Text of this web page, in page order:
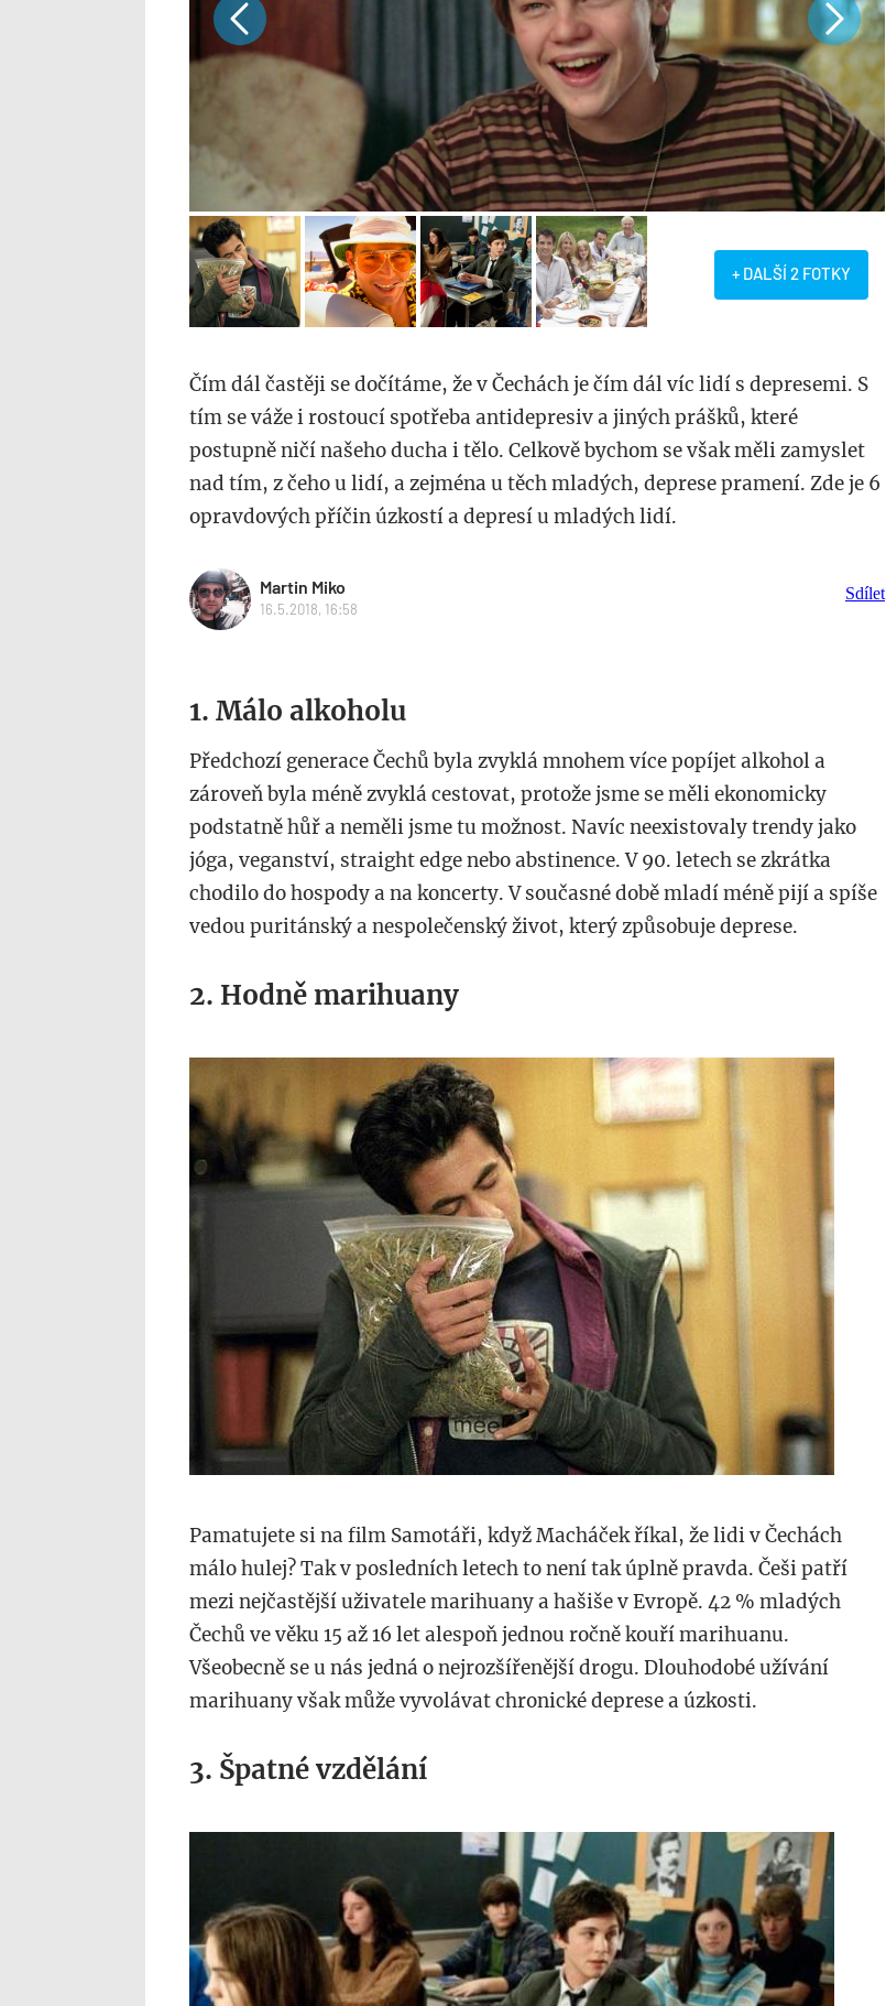
+ DALŠÍ 2 FOTKY
Čím dál častěji se dočítáme, že v Čechách je čím dál víc lidí s depresemi. S
tím se váže i rostoucí spotřeba antidepresiv a jiných prášků, které
postupně ničí našeho ducha i tělo. Celkově bychom se však měli zamyslet
nad tím, z čeho u lidí, a zejména u těch mladých, deprese pramení. Zde je 6
opravdových příčin úzkostí a depresí u mladých lidí.
Martin Miko
16.5.2018, 16:58
Sdílet
1. Málo alkoholu
Předchozí generace Čechů byla zvyklá mnohem více popíjet alkohol a
zároveň byla méně zvyklá cestovat, protože jsme se měli ekonomicky
podstatně hůř a neměli jsme tu možnost. Navíc neexistovaly trendy jako
jóga, veganství, straight edge nebo abstinence. V 90. letech se zkrátka
chodilo do hospody a na koncerty. V současné době mladí méně pijí a spíše
vedou puritánský a nespolečenský život, který způsobuje deprese.
2. Hodně marihuany
marihuana.jpg
Pamatujete si na film Samotáři, když Macháček říkal, že lidi v Čechách
málo hulej? Tak v posledních letech to není tak úplně pravda. Češi patří
mezi nejčastější uživatele marihuany a hašiše v Evropě. 42 % mladých
Čechů ve věku 15 až 16 let alespoň jednou ročně kouří marihuanu.
Všeobecně se u nás jedná o nejrozšířenější drogu. Dlouhodobé užívání
marihuany však může vyvolávat chronické deprese a úzkosti.
3. Špatné vzdělání